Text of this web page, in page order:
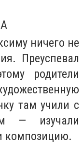
ничего не
Преуспевал
родители
там учили с
— изучали
композицию.